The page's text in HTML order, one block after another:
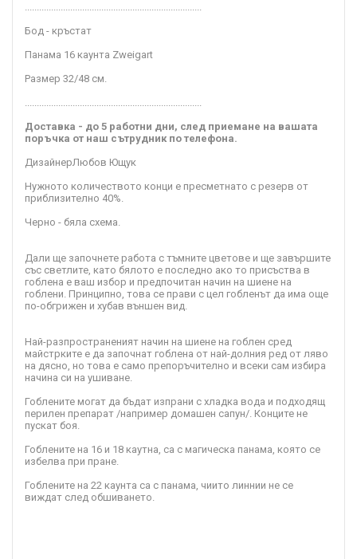
..........................................................................
Бод - кръстат
Панама 16 каунта Zweigart
Размер 32/48 см.
..........................................................................
Доставка - до 5 работни дни, след приемане на вашата
поръчка от наш сътрудник по телефона.
ДизайнерЛюбов Ющук
Нужното количеството конци е пресметнато с резерв от
приблизително 40%.
Черно - бяла схема.
Дали ще започнете работа с тъмните цветове и ще завършите
със светлите, като бялото е последно ако то присъства в
гоблена е ваш избор и предпочитан начин на шиене на
гоблени. Принципно, това се прави с цел гобленът да има още
по-обгрижен и хубав външен вид.
Най-разпространеният начин на шиене на гоблен сред
майстрките е да започнат гоблена от най-долния ред от ляво
на дясно, но това е само препоръчително и всеки сам избира
начина си на ушиване.
Гоблените могат да бъдат изпрани с хладка вода и подходящ
перилен препарат /например домашен сапун/. Конците не
пускат боя.
Гоблените на 16 и 18 каутна, са с магическа панама, която се
избелва при пране.
Гоблените на 22 каунта са с панама, чиито линнии не се
виждат след обшиването.